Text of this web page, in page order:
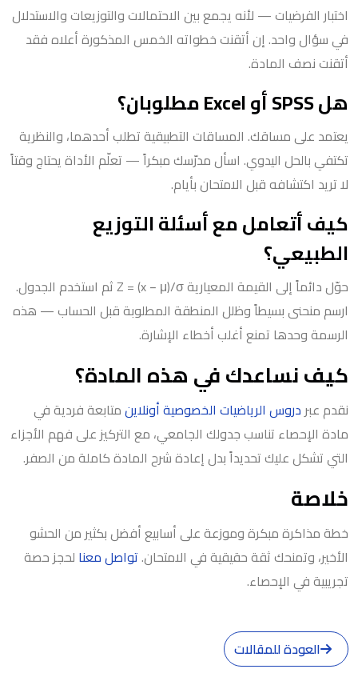
اختبار الفرضيات — لأنه يجمع بين الاحتمالات والتوزيعات والاستدلال
في سؤال واحد. إن أتقنت خطواته الخمس المذكورة أعلاه فقد
أتقنت نصف المادة.
هل SPSS أو Excel مطلوبان؟
يعتمد على مساقك. المساقات التطبيقية تطلب أحدهما، والنظرية
تكتفي بالحل اليدوي. اسأل مدرّسك مبكراً — تعلّم الأداة يحتاج وقتاً
لا تريد اكتشافه قبل الامتحان بأيام.
كيف أتعامل مع أسئلة التوزيع
الطبيعي؟
حوّل دائماً إلى القيمة المعيارية Z = (x − μ)/σ ثم استخدم الجدول.
ارسم منحنى بسيطاً وظلل المنطقة المطلوبة قبل الحساب — هذه
الرسمة وحدها تمنع أغلب أخطاء الإشارة.
كيف نساعدك في هذه المادة؟
نقدم عبر دروس الرياضيات الخصوصية أونلاينمتابعة فردية في
مادة الإحصاء تناسب جدولك الجامعي، مع التركيز على فهم الأجزاء
التي تشكل عليك تحديداً بدل إعادة شرح المادة كاملة من الصفر.
خلاصة
خطة مذاكرة مبكرة وموزعة على أسابيع أفضل بكثير من الحشو
الأخير، وتمنحك ثقة حقيقية في الامتحان.تواصل معنا لحجز حصة
تجريبية في الإحصاء.
العودة للمقالات